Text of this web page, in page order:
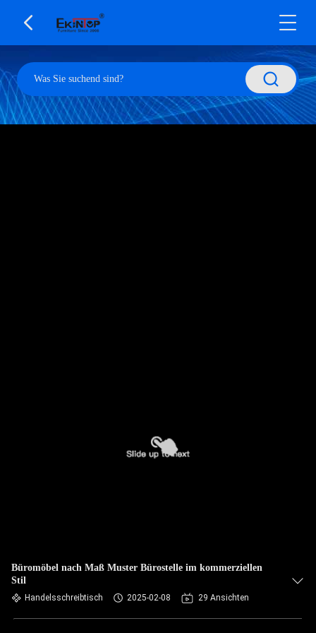
Büromöbel nach Maß Muster Bürostelle im kommerziellen
Stil
Handelsschreibtisch 2025-02-08 29 Ansichten